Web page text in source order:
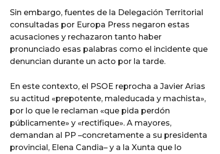
Sin embargo, fuentes de la Delegación Territorial
consultadas por Europa Press negaron estas
acusaciones y rechazaron tanto haber
pronunciado esas palabras como el incidente que
denuncian durante un acto por la tarde.
En este contexto, el PSOE reprocha a Javier Arias
su actitud «prepotente, maleducada y machista»,
por lo que le reclaman «que pida perdón
públicamente» y «rectifique». A mayores,
demandan al PP –concretamente a su presidenta
provincial, Elena Candia– y a la Xunta que lo